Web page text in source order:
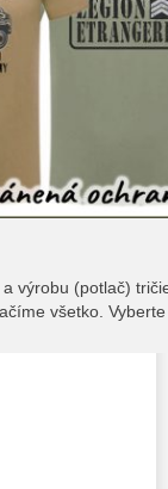
výrobu (potlač)
všetko.